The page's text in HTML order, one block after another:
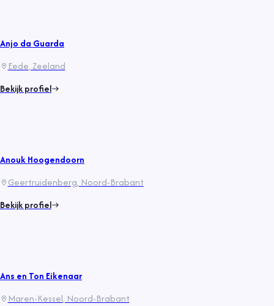
Anjo da Guarda
Eede, Zeeland
Bekijk profiel
Anouk Hoogendoorn
Geertruidenberg, Noord-Brabant
Bekijk profiel
Ans en Ton Eikenaar
Maren-Kessel, Noord-Brabant